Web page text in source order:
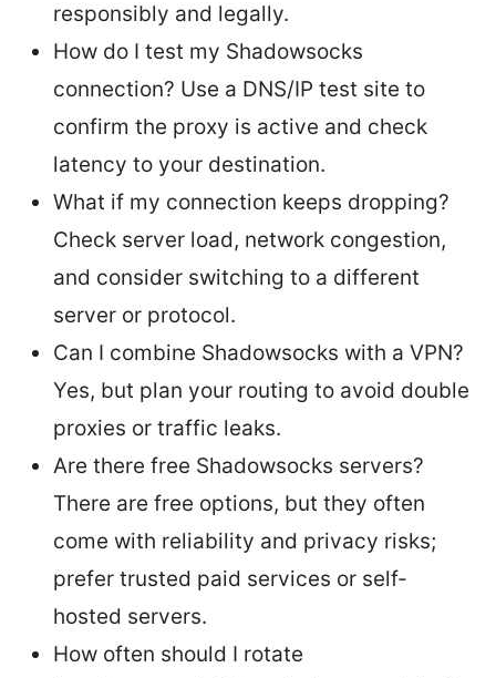
responsibly and legally.
How do I test my Shadowsocks
connection? Use a DNS/IP test site to
confirm the proxy is active and check
latency to your destination.
What if my connection keeps dropping?
Check server load, network congestion,
and consider switching to a different
server or protocol.
Can I combine Shadowsocks with a VPN?
Yes, but plan your routing to avoid double
proxies or traffic leaks.
Are there free Shadowsocks servers?
There are free options, but they often
come with reliability and privacy risks;
prefer trusted paid services or self-
hosted servers.
How often should I rotate